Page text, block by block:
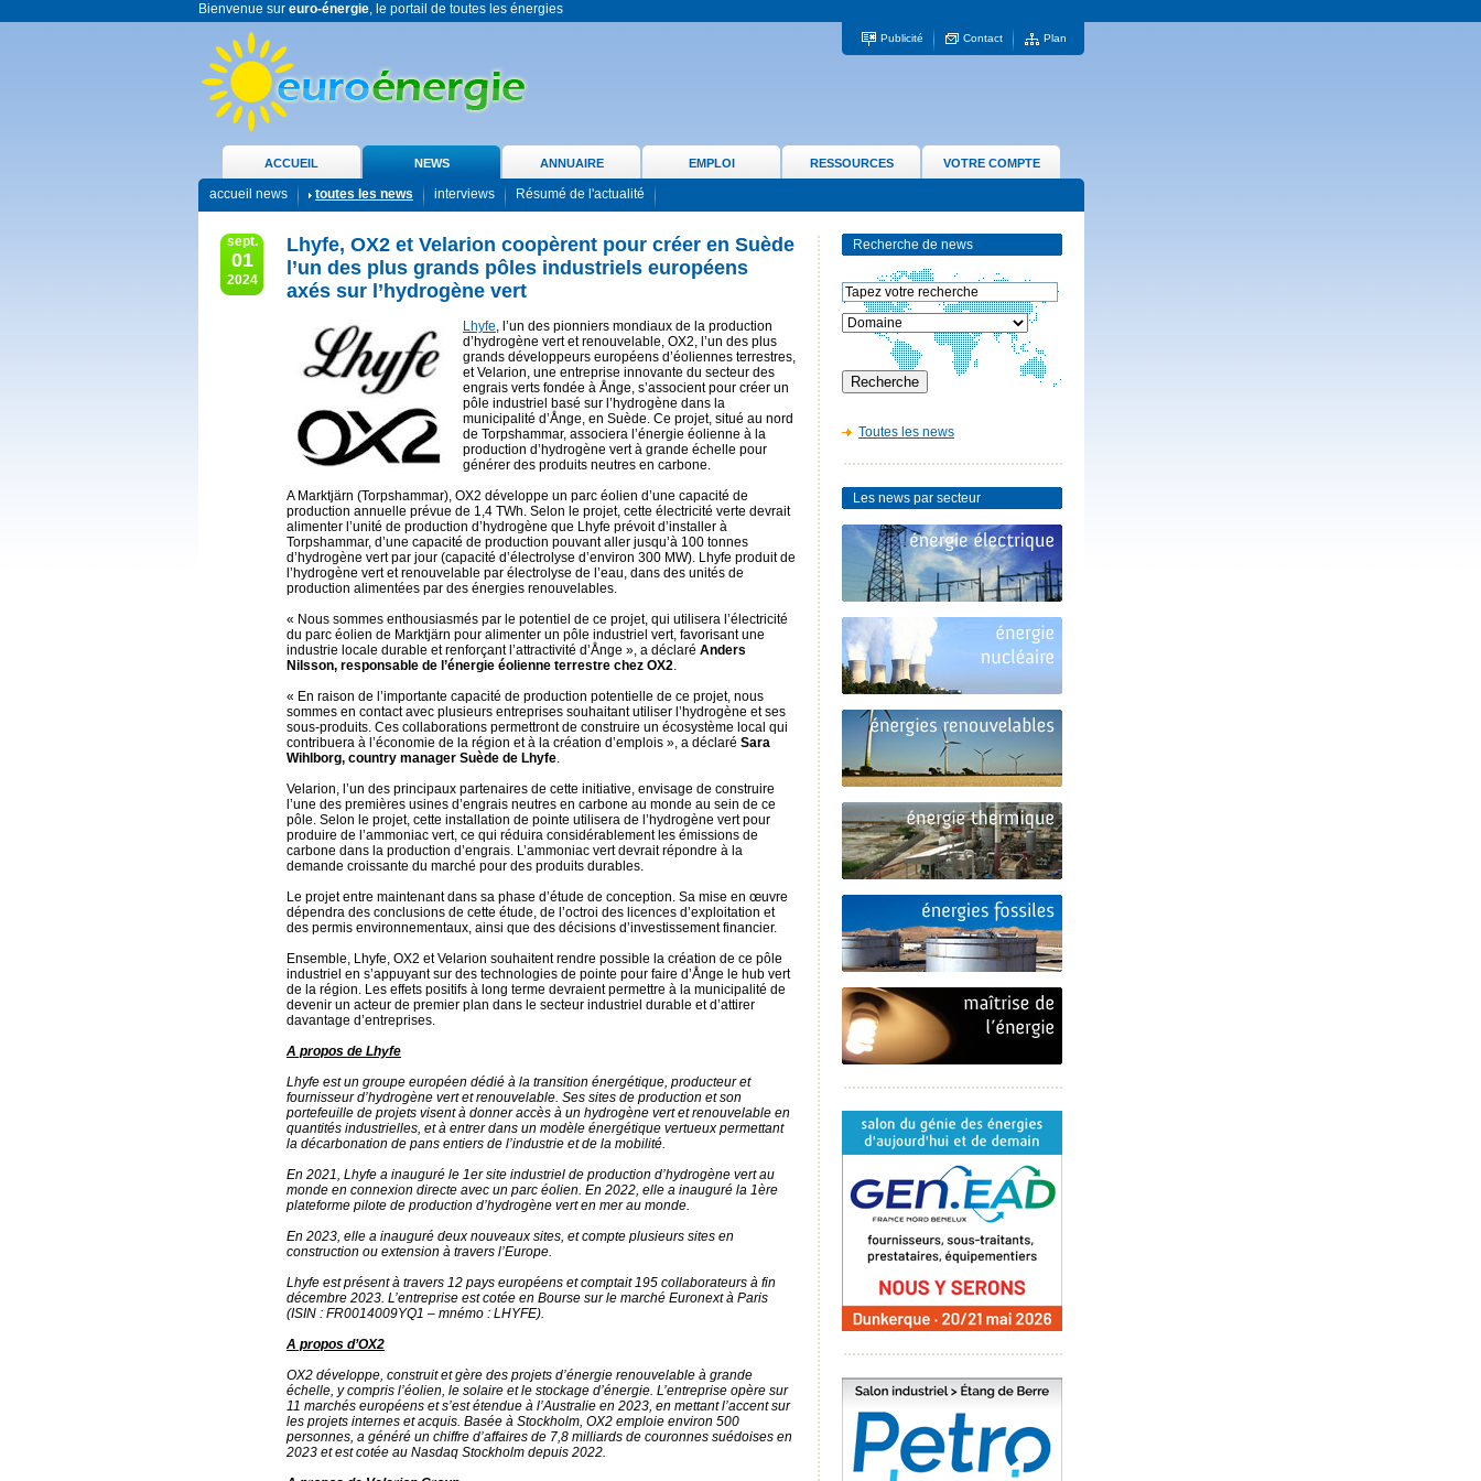
Bienvenue sur euro-énergie, le portail de toutes les énergies
Publicité Contact Plan
ACCUEIL NEWS ANNUAIRE EMPLOI RESSOURCES VOTRE COMPTE
accueil news toutes les news interviews Résumé de l'actualité
sept.
01
2024
Lhyfe, OX2 et Velarion coopèrent pour créer en Suède
l’un des plus grands pôles industriels européens
axés sur l’hydrogène vert
Lhyfe, l’un des pionniers mondiaux de la production
d’hydrogène vert et renouvelable, OX2, l’un des plus
grands développeurs européens d’éoliennes terrestres,
et Velarion, une entreprise innovante du secteur des
engrais verts fondée à Ånge, s’associent pour créer un
pôle industriel basé sur l’hydrogène dans la
municipalité d’Ånge, en Suède. Ce projet, situé au nord
de Torpshammar, associera l’énergie éolienne à la
production d’hydrogène vert à grande échelle pour
générer des produits neutres en carbone.
A Marktjärn (Torpshammar), OX2 développe un parc éolien d’une capacité de
production annuelle prévue de 1,4 TWh. Selon le projet, cette électricité verte devrait
alimenter l’unité de production d’hydrogène que Lhyfe prévoit d’installer à
Torpshammar, d’une capacité de production pouvant aller jusqu’à 100 tonnes
d’hydrogène vert par jour (capacité d’électrolyse d’environ 300 MW). Lhyfe produit de
l’hydrogène vert et renouvelable par électrolyse de l’eau, dans des unités de
production alimentées par des énergies renouvelables.
« Nous sommes enthousiasmés par le potentiel de ce projet, qui utilisera l’électricité
du parc éolien de Marktjärn pour alimenter un pôle industriel vert, favorisant une
industrie locale durable et renforçant l’attractivité d’Ånge », a déclaré Anders
Nilsson, responsable de l’énergie éolienne terrestre chez OX2.
« En raison de l’importante capacité de production potentielle de ce projet, nous
sommes en contact avec plusieurs entreprises souhaitant utiliser l’hydrogène et ses
sous-produits. Ces collaborations permettront de construire un écosystème local qui
contribuera à l’économie de la région et à la création d’emplois », a déclaré Sara
Wihlborg, country manager Suède de Lhyfe.
Velarion, l’un des principaux partenaires de cette initiative, envisage de construire
l’une des premières usines d’engrais neutres en carbone au monde au sein de ce
pôle. Selon le projet, cette installation de pointe utilisera de l’hydrogène vert pour
produire de l’ammoniac vert, ce qui réduira considérablement les émissions de
carbone dans la production d’engrais. L’ammoniac vert devrait répondre à la
demande croissante du marché pour des produits durables.
Le projet entre maintenant dans sa phase d’étude de conception. Sa mise en œuvre
dépendra des conclusions de cette étude, de l’octroi des licences d’exploitation et
des permis environnementaux, ainsi que des décisions d’investissement financier.
Ensemble, Lhyfe, OX2 et Velarion souhaitent rendre possible la création de ce pôle
industriel en s’appuyant sur des technologies de pointe pour faire d’Ånge le hub vert
de la région. Les effets positifs à long terme devraient permettre à la municipalité de
devenir un acteur de premier plan dans le secteur industriel durable et d’attirer
davantage d’entreprises.
A propos de Lhyfe
Lhyfe est un groupe européen dédié à la transition énergétique, producteur et
fournisseur d’hydrogène vert et renouvelable. Ses sites de production et son
portefeuille de projets visent à donner accès à un hydrogène vert et renouvelable en
quantités industrielles, et à entrer dans un modèle énergétique vertueux permettant
la décarbonation de pans entiers de l’industrie et de la mobilité.
En 2021, Lhyfe a inauguré le 1er site industriel de production d’hydrogène vert au
monde en connexion directe avec un parc éolien. En 2022, elle a inauguré la 1ère
plateforme pilote de production d’hydrogène vert en mer au monde.
En 2023, elle a inauguré deux nouveaux sites, et compte plusieurs sites en
construction ou extension à travers l’Europe.
Lhyfe est présent à travers 12 pays européens et comptait 195 collaborateurs à fin
décembre 2023. L’entreprise est cotée en Bourse sur le marché Euronext à Paris
(ISIN : FR0014009YQ1 – mnémo : LHYFE).
A propos d’OX2
OX2 développe, construit et gère des projets d’énergie renouvelable à grande
échelle, y compris l’éolien, le solaire et le stockage d’énergie. L’entreprise opère sur
11 marchés européens et s’est étendue à l’Australie en 2023, en mettant l’accent sur
les projets internes et acquis. Basée à Stockholm, OX2 emploie environ 500
personnes, a généré un chiffre d’affaires de 7,8 milliards de couronnes suédoises en
2023 et est cotée au Nasdaq Stockholm depuis 2022.
Recherche de news
Toutes les news
Les news par secteur